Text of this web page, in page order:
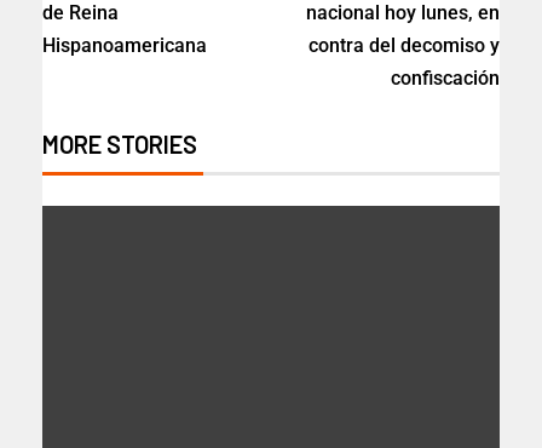
de Reina
Hispanoamericana
nacional hoy lunes, en
contra del decomiso y
confiscación
MORE STORIES